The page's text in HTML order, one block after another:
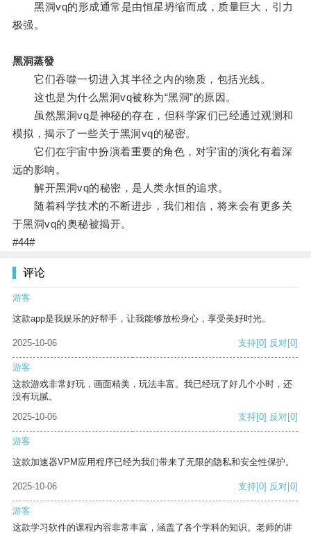
黑洞vq的形成通常是由恒星坍缩而成，质量巨大，引力
极强。
黑洞蒸發
它们吞噬一切进入其半径之内的物质，包括光线。
这也是为什么黑洞vq被称为“黑洞”的原因。
虽然黑洞vq是神秘的存在，但科学家们已经通过观测和
模拟，揭示了一些关于黑洞vq的秘密。
它们在宇宙中扮演着重要的角色，对宇宙的演化有着深
远的影响。
解开黑洞vq的秘密，是人类永恒的追求。
随着科学技术的不断进步，我们相信，将来会有更多关
于黑洞vq的奥秘被揭开。
#44#
评论
游客
这款app是我娱乐的好帮手，让我能够放松身心，享受美好时光。
2025-10-06 支持[0] 反对[0]
游客
这款游戏非常好玩，画面精美，玩法丰富。我已经玩了好几个小时，还
没有玩腻。
2025-10-06
支持[0] 反对[0]
游客
这款加速器VPM应用程序已经为我们带来了无限的隐私和安全性保护。
2025-10-06 支持[0] 反对[0]
游客
这款学习软件的课程内容非常丰富，涵盖了各个学科的知识。老师的讲